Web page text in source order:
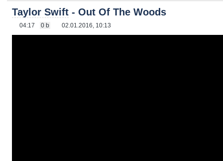
Taylor Swift - Out Of The Woods
04:17 0 b 02.01.2016, 10:13